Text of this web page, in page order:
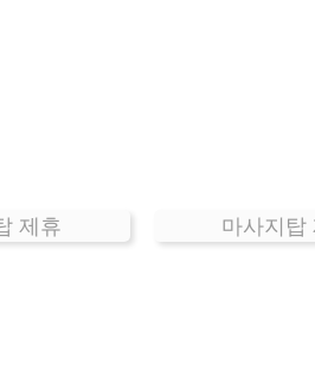
제휴 마사지탑